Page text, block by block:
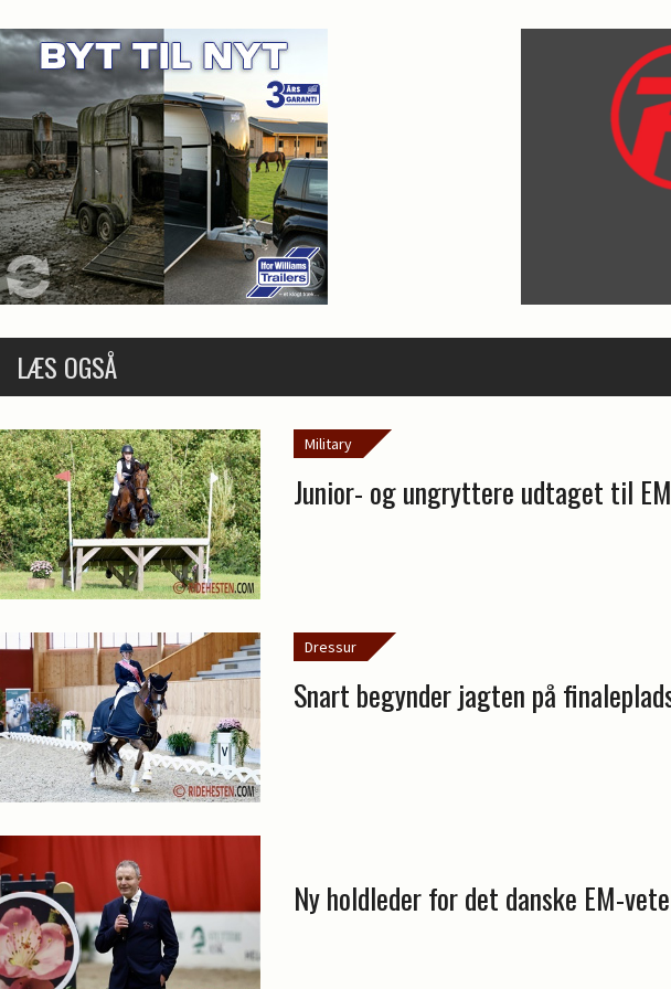
LÆS OGSÅ
Military
Junior- og ungryttere udtaget til EM
Dressur
Snart begynder jagten på
Ny holdleder for det danske EM-